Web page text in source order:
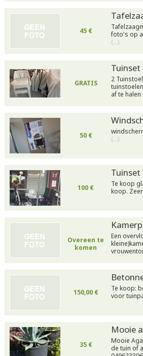
45 €
foto's op
(…)
GRATIS
Tuinset
2
af te
50 €
(…)
100 €
Te koop
koop.
Overeen te
komen
Een
150,00 €
Te koop:
voor
35 €
Mooie
Mooie
de tuin of